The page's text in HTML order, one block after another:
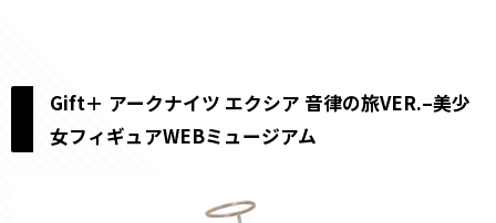
Gift＋ アークナイツ エクシア 音律の旅VER.–美少
女フィギュアWEBミュージアム